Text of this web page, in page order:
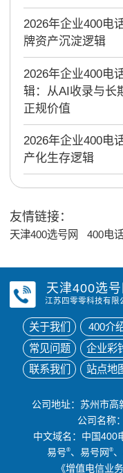
2026年企业400电
牌资产沉淀逻辑
2026年企业400电
辑：从AI收录与长
正规价值
2026年企业400电
产化生存逻辑
友情链接：
天津400选号网 400电
天津400选号
江苏四零零科技有限
关于我们 400介
常见问题
企业彩
联系我们
站点地
公司地址：苏州市
公司名称
中文域名： 中国400
易号®、易号网 ®
《增值电信业